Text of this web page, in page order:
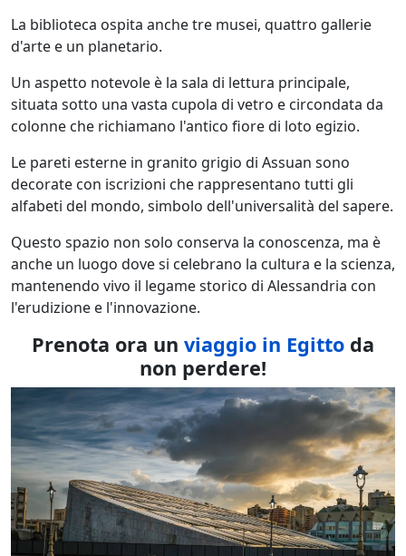
La biblioteca ospita anche tre musei, quattro gallerie
d'arte e un planetario.
Un aspetto notevole è la sala di lettura principale,
situata sotto una vasta cupola di vetro e circondata da
colonne che richiamano l'antico fiore di loto egizio.
Le pareti esterne in granito grigio di Assuan sono
decorate con iscrizioni che rappresentano tutti gli
alfabeti del mondo, simbolo dell'universalità del sapere.
Questo spazio non solo conserva la conoscenza, ma è
anche un luogo dove si celebrano la cultura e la scienza,
mantenendo vivo il legame storico di Alessandria con
l'erudizione e l'innovazione.
Prenota ora un viaggio in Egitto da
non perdere!